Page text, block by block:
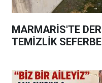
MARMARİS'TE
TEMİZLİK